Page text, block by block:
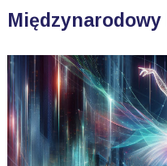
Międzynarodowy